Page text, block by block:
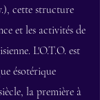
cette structure
et les activités de
L'O.T.O. est
ésotérique
la première à